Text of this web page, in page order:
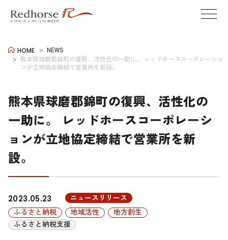
HOME
NEWS
熊本県球磨郡錦町の復興、活性化の一助に。 レッドホースコーポレーショ
ンが立地協定締結で営業所を新設。
熊本県球磨郡錦町の復興、活性化の
一助に。 レッドホースコーポレーシ
ョンが立地協定締結で営業所を新
設。
2023.05.23
ニュースリリース
ふるさと納税
地域活性
地方創生
ふるさと納税支援